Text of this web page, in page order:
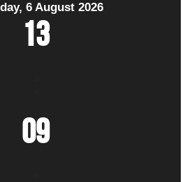
6 August 2026
13
09